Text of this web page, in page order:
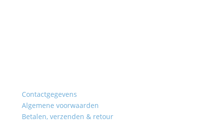
Contactgegevens
Algemene voorwaarden
Betalen, verzenden & retour